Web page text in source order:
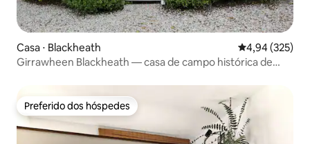
Casa ⋅ Blackheath 4,94 de uma
4,94 (325)
Girrawheen Blackheath — casa de campo histórica de
Preferido dos hóspedes
Preferido dos hóspedes